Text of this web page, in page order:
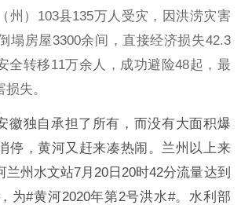
州）103县135万人受灾，因洪涝灾害
塌房屋3300余间，直接经济损失42.3
全转移11万余人，成功避险48起，最
失。
徽独自承担了所有，而没有大面积爆
停，黄河又赶来凑热闹。兰州以上来
兰州水文站7月20日20时42分流量达到
为#黄河2020年第2号洪水#。水利部